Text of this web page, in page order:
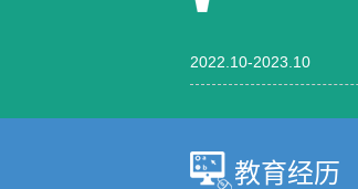
2022.10-2023.10
教育经历